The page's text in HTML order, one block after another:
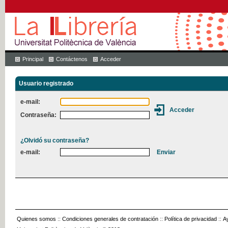
Principal Contáctenos Acceder
Usuario registrado
e-mail:
Contraseña:
¿Olvidó su contraseña?
e-mail:
Quienes somos :: Condiciones generales de contratación :: Política de privacidad ::